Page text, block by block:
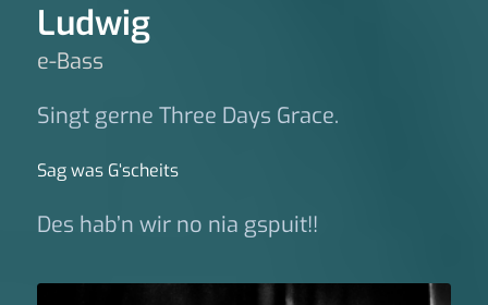
Ludwig
e-Bass
Singt gerne Three Days Grace.
Sag was G‘scheits
Des hab’n wir no nia gspuit!!